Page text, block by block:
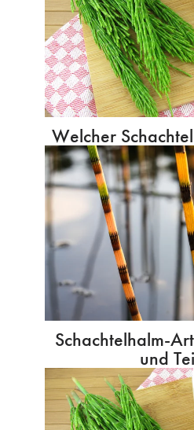
Welcher
Schachtelhalm-
und